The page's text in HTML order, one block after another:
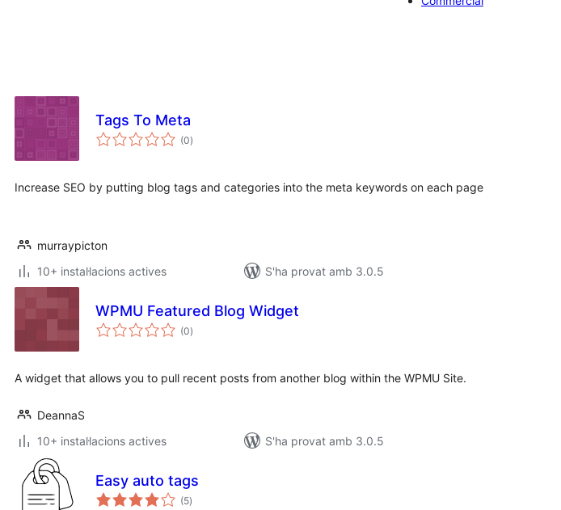
Tags To Meta
(0puntuacions
totals
)
Increase SEO by putting blog tags and categories into the meta keywords on each page
murraypicton
10+ instal·lacions actives
S'ha provat amb 3.0.5
WPMU Featured Blog Widget
(0puntuacions
totals
)
A widget that allows you to pull recent posts from another blog within the WPMU Site.
DeannaS
10+ instal·lacions actives
S'ha provat amb 3.0.5
Easy auto tags
(5puntuacions
totals
)